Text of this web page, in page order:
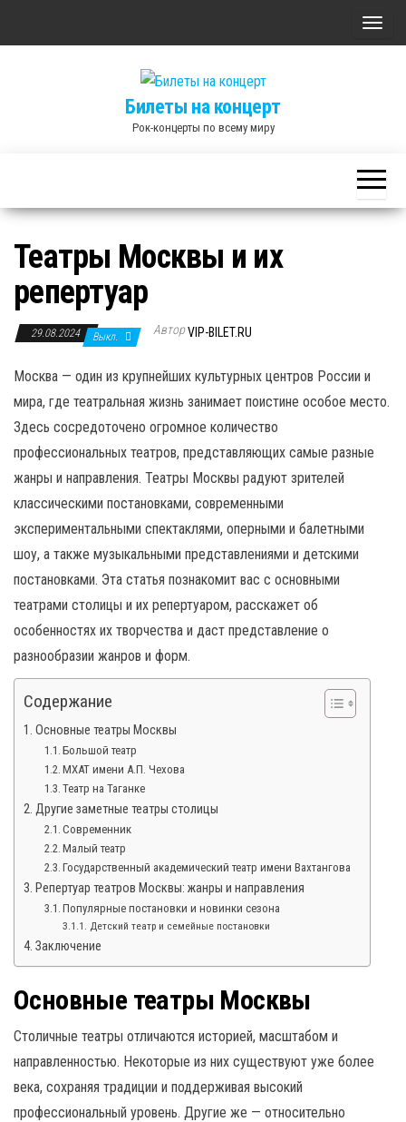
П
т
ь
н
в
Билеты на концерт
Рок-концерты по всему миру
Театры Москвы и их
репертуар
29.08.2024 Выкл. АвторVIP-BILET.RU
Москва — один из крупнейших культурных центров России и
мира, где театральная жизнь занимает поистине особое место.
Здесь сосредоточено огромное количество
профессиональных театров, представляющих самые разные
жанры и направления. Театры Москвы радуют зрителей
классическими постановками, современными
экспериментальными спектаклями, оперными и балетными
шоу, а также музыкальными представлениями и детскими
постановками. Эта статья познакомит вас с основными
театрами столицы и их репертуаром, расскажет об
особенностях их творчества и даст представление о
разнообразии жанров и форм.
Содержание
Основные театры Москвы
Большой театр
МХАТ имени А.П. Чехова
Театр на Таганке
Другие заметные театры столицы
Современник
Малый театр
Государственный академический театр имени Вахтангова
Репертуар театров Москвы: жанры и направления
Популярные постановки и новинки сезона
Детский театр и семейные постановки
Заключение
Основные театры Москвы
Столичные театры отличаются историей, масштабом и
направленностью. Некоторые из них существуют уже более
века, сохраняя традиции и поддерживая высокий
профессиональный уровень. Другие же — относительно